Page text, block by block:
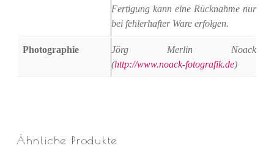
Fertigung kann eine Rücknahme nur
bei fehlerhafter Ware erfolgen.
Photographie
Jörg Merlin Noack
(http://www.noack-fotografik.de)
Ähnliche Produkte